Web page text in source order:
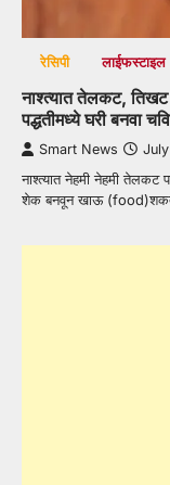
रेसिपी लाईफस्टाइल
नाश्त्यात तेलकट,
पद्धतीमध्ये घरी बनवा
Smart News
नाश्त्यात नेहमी नेहमी तेलकट
शेक बनवून खाऊ